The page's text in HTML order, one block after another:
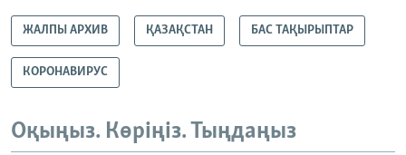
ЖАЛПЫ АРХИВ ҚАЗАҚСТАН БАС ТАҚЫРЫПТАР
КОРОНАВИРУС
Оқыңыз. Көріңіз. Тыңдаңыз